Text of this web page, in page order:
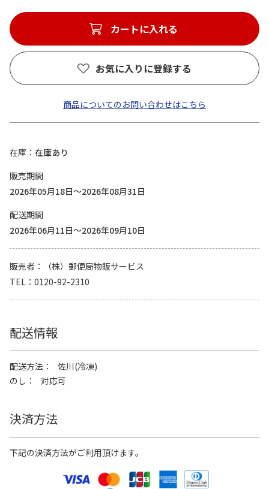
カートに入れる
お気に入りに登録する
商品についてのお問い合わせはこちら
在庫
在庫あり
販売期間
2026年05月18日～2026年08月31日
配送期間
2026年06月11日～2026年09月10日
販売者
（株）郵便局物販サービス
TEL
0120-92-2310
配送情報
配送方法
佐川(冷凍)
のし
対応可
決済方法
下記の決済方法がご利用頂けます。